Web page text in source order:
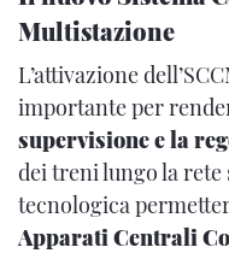
Multistazione
L’attivazione
importante per
supervisione e la
dei treni lungo la rete
tecnologica
Apparati Centrali